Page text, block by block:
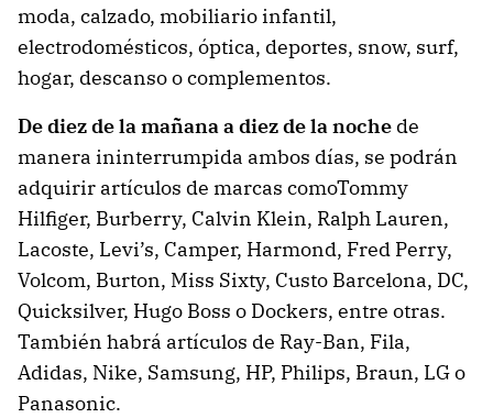
moda, calzado, mobiliario infantil,
electrodomésticos, óptica, deportes, snow, surf,
hogar, descanso o complementos.
De diez de la mañana a diez de la noche de
manera ininterrumpida ambos días, se podrán
adquirir artículos de marcas comoTommy
Hilfiger, Burberry, Calvin Klein, Ralph Lauren,
Lacoste, Levi’s, Camper, Harmond, Fred Perry,
Volcom, Burton, Miss Sixty, Custo Barcelona, DC,
Quicksilver, Hugo Boss o Dockers, entre otras.
También habrá artículos de Ray-Ban, Fila,
Adidas, Nike, Samsung, HP, Philips, Braun, LG o
Panasonic.